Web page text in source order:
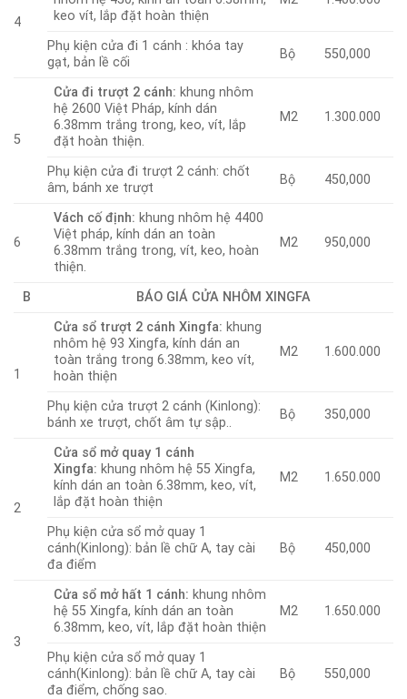
4
keo vít, lắp đặt hoàn thiện
Phụ kiện cửa đi 1 cánh : khóa tay
gạt, bản lề cối
Bộ 550,000
5
Cửa đi trượt 2 cánh: khung nhôm
hệ 2600 Việt Pháp, kính dán
6.38mm trắng trong, keo, vít, lắp
đặt hoàn thiện.
M2 1.300.000
Phụ kiện cửa đi trượt 2 cánh: chốt
âm, bánh xe trượt
Bộ 450,000
6
Vách cố định: khung nhôm hệ 4400
Việt pháp, kính dán an toàn
6.38mm trắng trong, vít, keo, hoàn
thiện.
M2 950,000
B BÁO GIÁ CỬA NHÔM XINGFA
1
Cửa sổ trượt 2 cánh Xingfa: khung
nhôm hệ 93 Xingfa, kính dán an
toàn trắng trong 6.38mm, keo vít,
hoàn thiện
M2 1.600.000
Phụ kiện cửa trượt 2 cánh (Kinlong):
bánh xe trượt, chốt âm tự sập..
Bộ 350,000
2
Cửa sổ mở quay 1 cánh
Xingfa: khung nhôm hệ 55 Xingfa,
kính dán an toàn 6.38mm, keo, vít,
lắp đặt hoàn thiện
M2 1.650.000
Phụ kiện cửa sổ mở quay 1
cánh(Kinlong): bản lề chữ A, tay cài
đa điểm
Bộ 450,000
3
Cửa sổ mở hất 1 cánh: khung nhôm
hệ 55 Xingfa, kính dán an toàn
6.38mm, keo, vít, lắp đặt hoàn thiện
M2 1.650.000
Phụ kiện cửa sổ mở quay 1
cánh(Kinlong): bản lề chữ A, tay cài
đa điểm, chống sao.
Bộ 550,000